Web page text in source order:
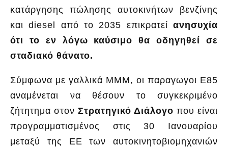
κατάργησης πώλησης αυτοκινήτων βενζίνης
και diesel από το 2035 επικρατεί ανησυχία
ότι το εν λόγω καύσιμο θα οδηγηθεί σε
σταδιακό θάνατο.
Σύμφωνα με γαλλικά ΜΜΜ, οι παραγωγοι Ε85
αναμένεται να θέσουν το συγκεκριμένο
ζήτητημα στον Στρατηγικό Διάλογο που είναι
προγραμματισμένος στις 30 Ιανουαρίου
μεταξύ της ΕΕ των αυτοκινητοβιομηχανιών